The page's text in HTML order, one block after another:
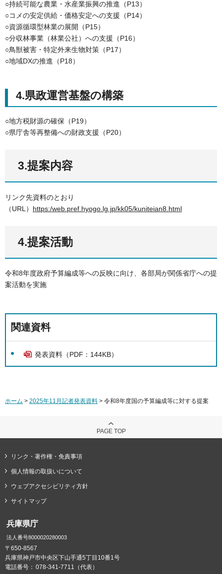
○持続可能な農業・水産業振興の推進（P13）
○コメの安定供給・価格安定への支援（P14）
○資源循環型林業の展開（P15）
○分収林事業（林業公社）への支援（P16）
○鳥獣被害・特定外来生物対策（P17）
○地域DXの推進（P18）
4.県政運営基盤の構築
○地方税財源の確保（P19）
○県庁舎等再整備への財政支援（P20）
3.提案内容
リンク先資料のとおり
（URL） https:/web.pref.hyogo.lg.jp/kk05/kuniteian8.html
4.提案活動
令和8年度政府予算編成等への反映に向け、各部局が関係省庁への提
案活動を実施
関連資料
発表資料（PDF：144KB）
ホーム > 2025年11月記者発表資料 > 令和8年度国の予算編成等に対する提案
PAGE TOP
リンク・著作権・免責事項
個人情報の取扱いについて
ウェブアクセシビリティ方針
サイトマップ
兵庫県庁
法人番号8000020280003
〒650-8567
兵庫県神戸市中央区下山手通5丁目10番1号
電話番号： 078-341-7711（代表）